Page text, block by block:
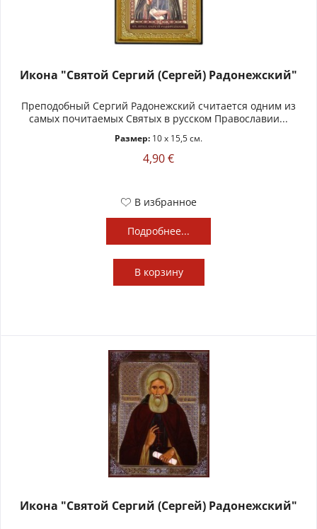
Икона "Святой Сергий (Сергей) Радонежский"
Преподобный Сергий Радонежский считается одним из
самых почитаемых Святых в русском Православии...
Размер: 10 x 15,5 см.
4,90 €
В избранное
Подробнее...
В корзину
Икона "Святой Сергий (Сергей) Радонежский"